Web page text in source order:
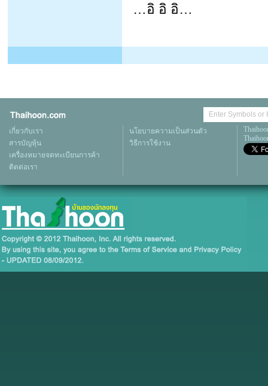
…อิ อิ อิ…
เกี่ยวกับเรา
สารบัญหุ้น
เครื่องหมายจดทะเบียนการค้า
ติดต่อเรา
นโยบายความเป็นส่วนตัว
วิธีการใช้งาน